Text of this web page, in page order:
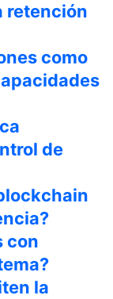
retención
como
de
con
la